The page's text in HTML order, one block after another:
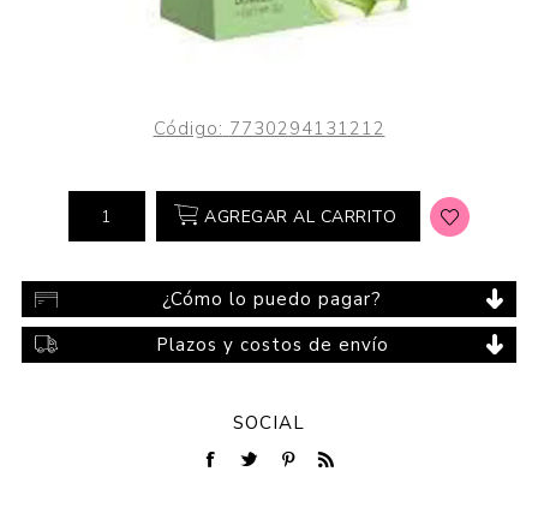
Código: 7730294131212
AGREGAR AL CARRITO
¿Cómo lo puedo pagar?
Plazos y costos de envío
SOCIAL